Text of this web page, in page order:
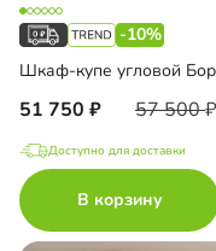
-10%
51 750 57 500
Доступно для доставки
В корзину